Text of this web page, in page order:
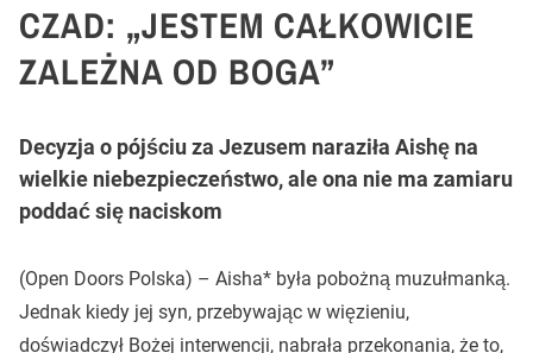
CZAD: „JESTEM CAŁKOWICIE
ZALEŻNA OD BOGA”
Decyzja o pójściu za Jezusem naraziła Aishę na
wielkie niebezpieczeństwo, ale ona nie ma zamiaru
poddać się naciskom
(Open Doors Polska) – Aisha* była pobożną muzułmanką.
Jednak kiedy jej syn, przebywając w więzieniu,
doświadczył Bożej interwencji, nabrała przekonania, że to,